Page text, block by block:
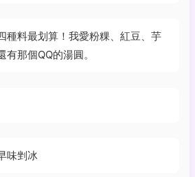
種料最划算！我愛粉粿、紅豆、芋
那個QQ的湯圓。
味剉冰